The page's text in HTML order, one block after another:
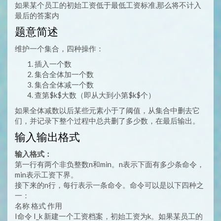
如果某个员工的初始工资低于最低工资标准,那么将不计入
最后的答案内
题意简述
维护一个集合，四种操作：
插入一个数
集合全体加一个数
集合全体减一个数
查第$k$大数（即从大到小第$k$个）
如果全体减数以后某些元素小于了阈值，从集合中删去它
们，并记录下整个过程中总共删了多少数，在最后输出。
输入输出格式
输入格式：
第一行有两个非负整数n和min。n表示下面有多少条命令，
min表示工资下界。
接下来的n行，每行表示一条命令。命令可以是以下四种之
一：
名称 格式 作用
I命令 I_k 新建一个工资档案，初始工资为k。如果某员工的